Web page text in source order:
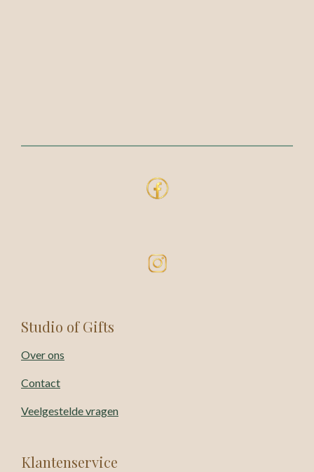
Studio of Gifts
Over ons
Contact
Veelgestelde vragen
Klantenservice